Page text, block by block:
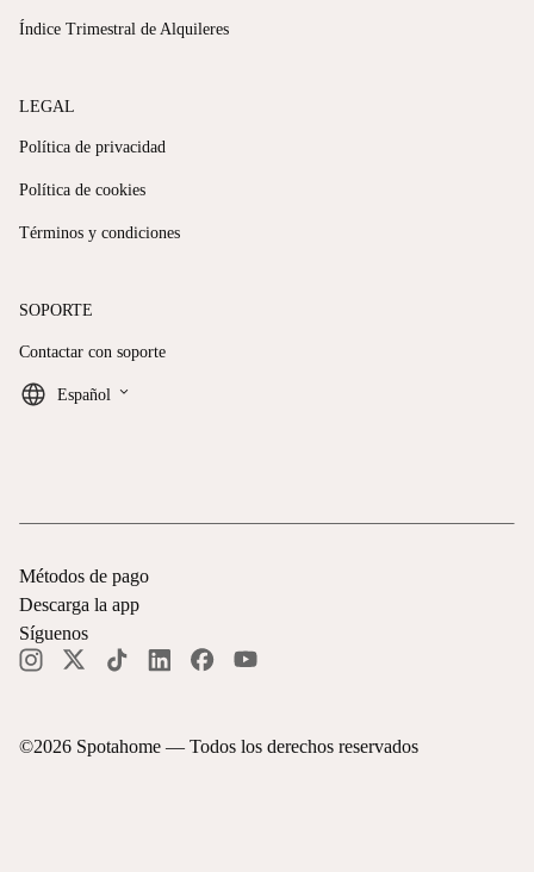
Índice Trimestral de Alquileres
LEGAL
Política de privacidad
Política de cookies
Términos y condiciones
SOPORTE
Contactar con soporte
Español keyboard_arrow_down
©2026 Spotahome — Todos los derechos reservados
Métodos de pago
Descarga la app
Síguenos